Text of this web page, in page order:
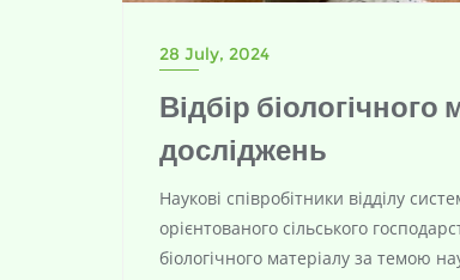
28 July, 2024
Відбір
досліджень
Наукові співробітники відділу
орієнтованого сільського
біологічного матеріалу за темою